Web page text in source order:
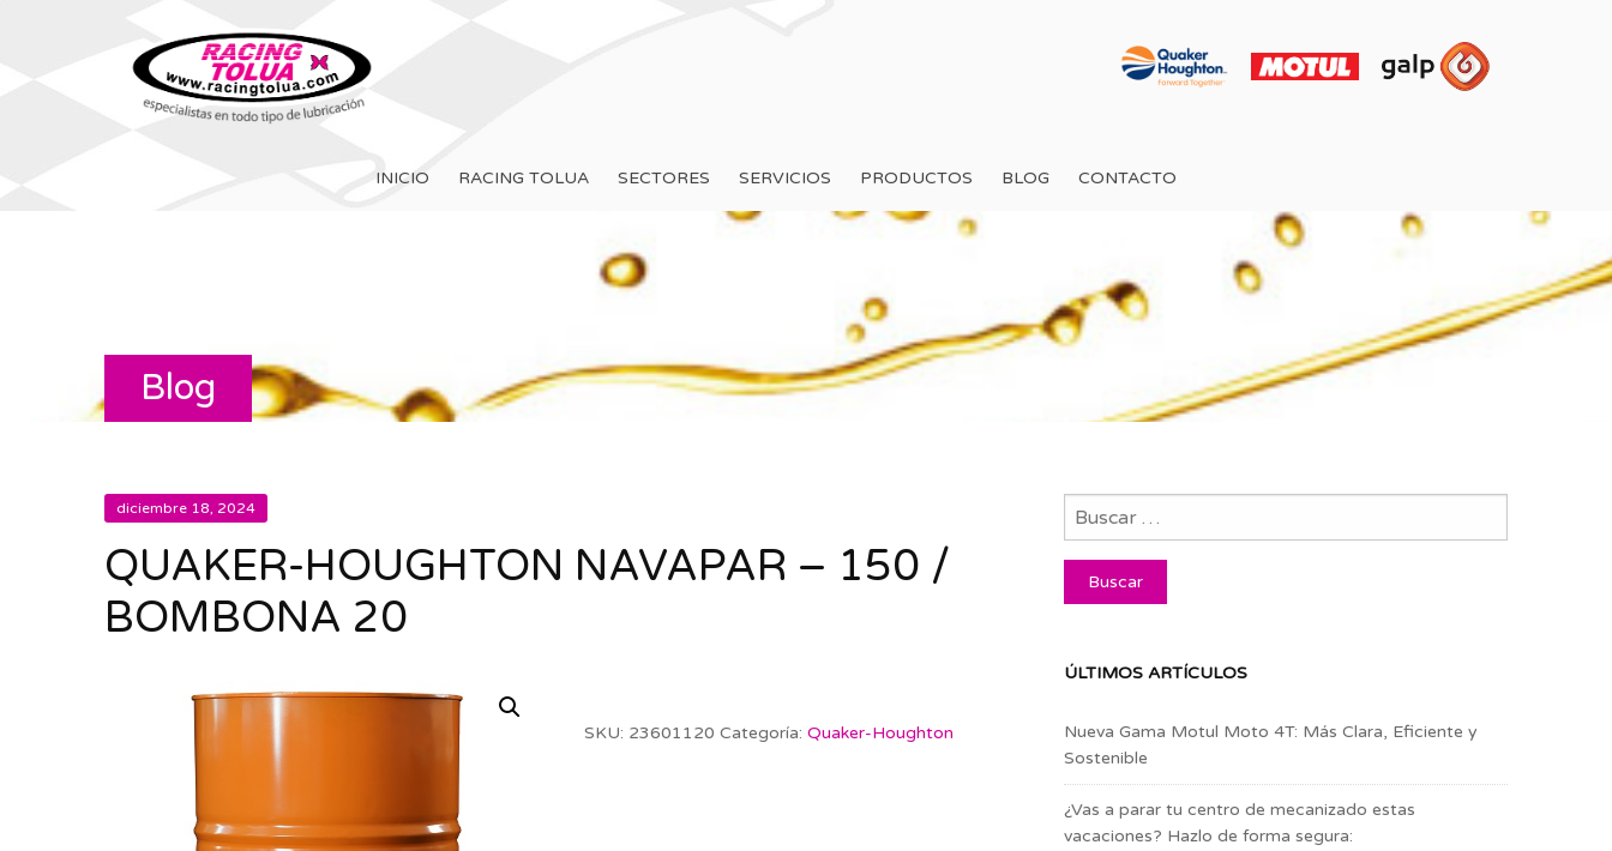
INICIO RACING TOLUA SECTORES SERVICIOS PRODUCTOS BLOG CONTACTO
Blog
diciembre 18, 2024
QUAKER-HOUGHTON NAVAPAR – 150 /
BOMBONA 20
SKU: 23601120 Categoría:Quaker-Houghton
ÚLTIMOS ARTÍCULOS
Nueva Gama Motul Moto 4T: Más Clara, Eficiente y
Sostenible
¿Vas a parar tu centro de mecanizado estas
vacaciones? Hazlo de forma segura: